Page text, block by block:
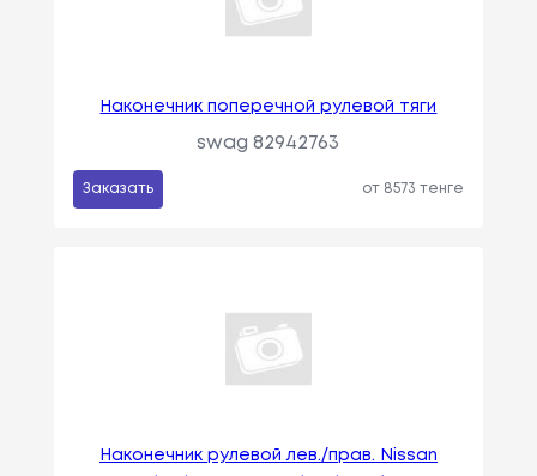
Наконечник поперечной рулевой тяги
swag 82942763
Заказать от 8573 тенге
Наконечник рулевой лев./прав. Nissan